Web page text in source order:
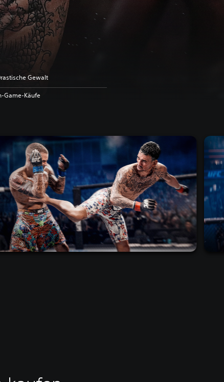
Gewalt
Game-Käufe